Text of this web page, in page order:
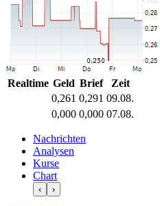
Realtime Geld Brief
Zeit
0,261 0,291 09.08.
0,000 0,000 07.08.
Nachrichten
Analysen
Kurse
Chart
‹ ›